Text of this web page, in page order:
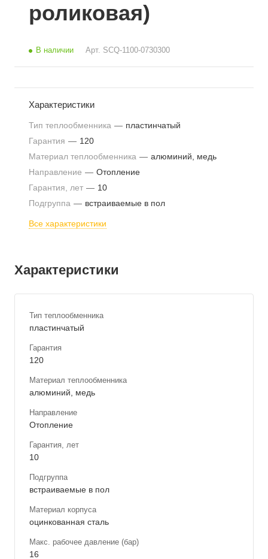
роликовая)
В наличии Арт. SCQ-1100-0730300
Характеристики
Тип теплообменника — пластинчатый
Гарантия — 120
Материал теплообменника — алюминий, медь
Направление — Отопление
Гарантия, лет — 10
Подгруппа — встраиваемые в пол
Все характеристики
Характеристики
Тип теплообменника
пластинчатый
Гарантия
120
Материал теплообменника
алюминий, медь
Направление
Отопление
Гарантия, лет
10
Подгруппа
встраиваемые в пол
Материал корпуса
оцинкованная сталь
Макс. рабочее давление (бар)
16